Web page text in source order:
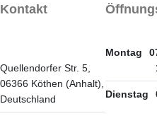
Kontakt
Quellendorfer Str. 5,
06366 Köthen (Anhalt),
Deutschland
Montag
Dienstag